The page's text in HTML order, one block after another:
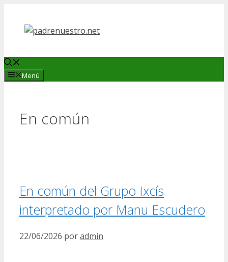
contenido
Menú
En común
En común del Grupo Ixcís
interpretado por Manu Escudero
22/06/2026 poradmin